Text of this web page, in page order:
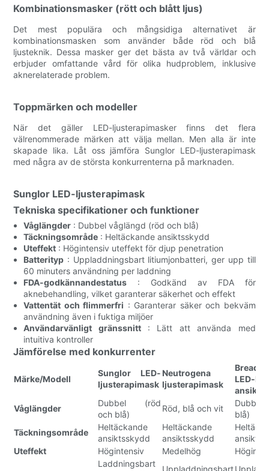
Kombinationsmasker (rött och blått ljus)
Det mest populära och mångsidiga alternativet är
kombinationsmasken som använder både röd och blå
ljusteknik. Dessa masker ger det bästa av två världar och
erbjuder omfattande vård för olika hudproblem, inklusive
aknerelaterade problem.
Toppmärken och modeller
När det gäller LED-ljusterapimasker finns det flera
välrenommerade märken att välja mellan. Men alla är inte
skapade lika. Låt oss jämföra Sunglor LED-ljusterapimask
med några av de största konkurrenterna på marknaden.
Sunglor LED-ljusterapimask
Tekniska specifikationer och funktioner
Våglängder : Dubbel våglängd (röd och blå)
Täckningsområde : Heltäckande ansiktsskydd
Uteffekt : Högintensiv uteffekt för djup penetration
Batterityp : Uppladdningsbart litiumjonbatteri, ger upp till
60 minuters användning per laddning
FDA-godkännandestatus : Godkänd av FDA för
aknebehandling, vilket garanterar säkerhet och effekt
Vattentät och flimmerfri : Garanterar säker och bekväm
användning även i fuktiga miljöer
Användarvänligt gränssnitt: Lätt att använda med
intuitiva kontroller
Jämförelse med konkurrenter
Märke/Modell
Sunglor LED-
ljusterapimask
Neutrogena
ljusterapimask
Bread
LED-
Våglängder
Dubbel (röd
och blå)
Röd, blå och vit
blå)
Täckningsområde
Heltäckande
ansiktsskydd
Heltäckande
ansiktsskydd
Uteffekt
Högintensiv Medelhög
Laddningsbart
Uppladdningsbart